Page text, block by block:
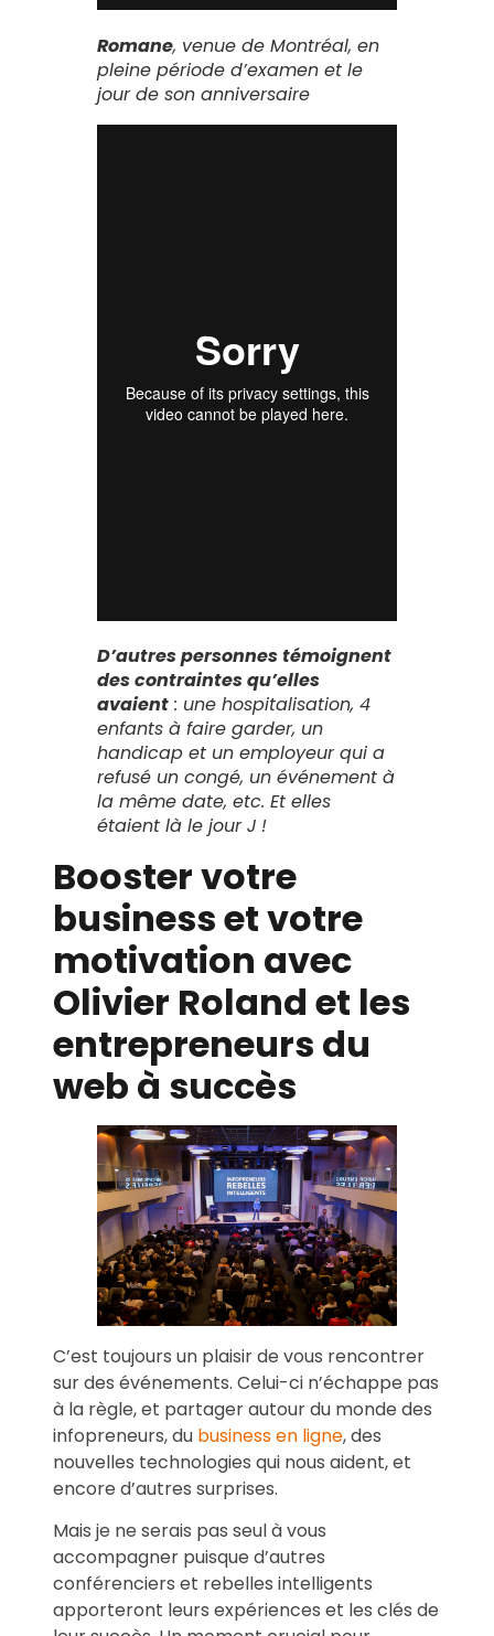
Romane, venue de Montréal, en
pleine période d’examen et le
jour de son anniversaire
D’autres personnes témoignent
des contraintes qu’elles
avaient : une hospitalisation, 4
enfants à faire garder, un
handicap et un employeur qui a
refusé un congé, un événement à
la même date, etc. Et elles
étaient là le jour J !
Booster votre
business et votre
motivation avec
Olivier Roland et les
entrepreneurs du
web à succès
C’est toujours un plaisir de vous rencontrer
sur des événements. Celui-ci n’échappe pas
à la règle, et partager autour du monde des
infopreneurs, du business en ligne, des
nouvelles technologies qui nous aident, et
encore d’autres surprises.
Mais je ne serais pas seul à vous
accompagner puisque d’autres
conférenciers et rebelles intelligents
apporteront leurs expériences et les clés de